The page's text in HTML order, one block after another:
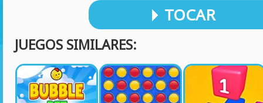
TOCAR
JUEGOS SIMILARES: